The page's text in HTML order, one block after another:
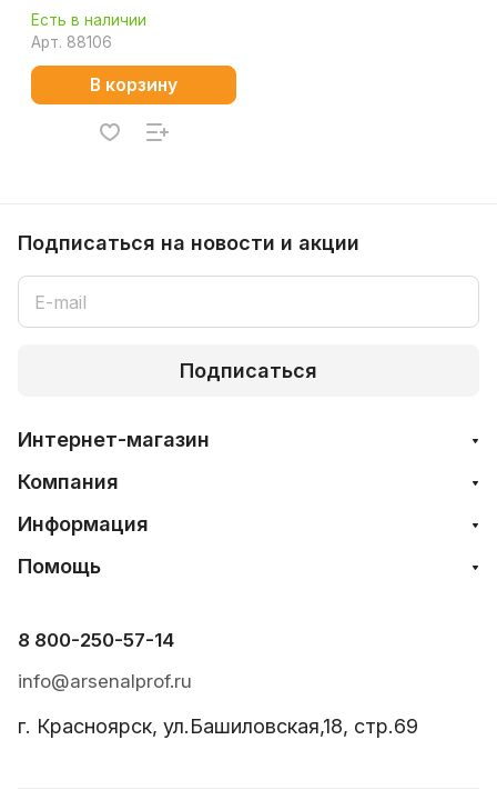
VD1330Z, VD1620Z,
VD2330Z) 241-710
Есть в наличии
Арт. 88106
В корзину
Подписаться на новости и акции
Подписаться
Интернет-магазин
Компания
Информация
Помощь
8 800-250-57-14
info@arsenalprof.ru
г. Красноярск, ул.Башиловская,18, стр.69